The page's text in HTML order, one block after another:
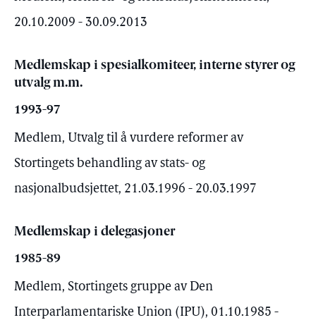
20.10.2009 - 30.09.2013
Medlemskap i spesialkomiteer, interne styrer og
utvalg m.m.
1993-97
Medlem, Utvalg til å vurdere reformer av
Stortingets behandling av stats- og
nasjonalbudsjettet, 21.03.1996 - 20.03.1997
Medlemskap i delegasjoner
1985-89
Medlem, Stortingets gruppe av Den
Interparlamentariske Union (IPU), 01.10.1985 -